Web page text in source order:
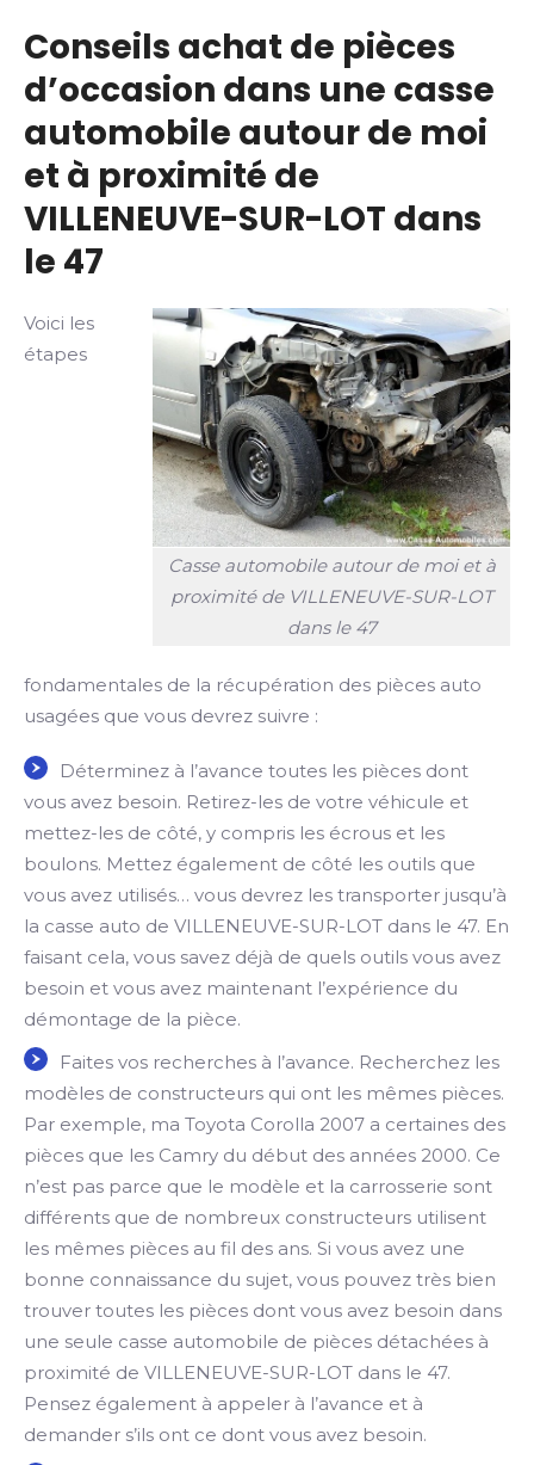
Conseils achat de pièces
d’occasion dans une casse
automobile autour de moi
et à proximité de
VILLENEUVE-SUR-LOT dans
le 47
Casse automobile autour de moi et à
proximité de VILLENEUVE-SUR-LOT
dans le 47
Voici les
étapes
fondamentales de la récupération des pièces auto
usagées que vous devrez suivre :
Déterminez à l’avance toutes les pièces dont
vous avez besoin. Retirez-les de votre véhicule et
mettez-les de côté, y compris les écrous et les
boulons. Mettez également de côté les outils que
vous avez utilisés… vous devrez les transporter jusqu’à
la casse auto de VILLENEUVE-SUR-LOT dans le 47. En
faisant cela, vous savez déjà de quels outils vous avez
besoin et vous avez maintenant l’expérience du
démontage de la pièce.
Faites vos recherches à l’avance. Recherchez les
modèles de constructeurs qui ont les mêmes pièces.
Par exemple, ma Toyota Corolla 2007 a certaines des
pièces que les Camry du début des années 2000. Ce
n’est pas parce que le modèle et la carrosserie sont
différents que de nombreux constructeurs utilisent
les mêmes pièces au fil des ans. Si vous avez une
bonne connaissance du sujet, vous pouvez très bien
trouver toutes les pièces dont vous avez besoin dans
une seule casse automobile de pièces détachées à
proximité de VILLENEUVE-SUR-LOT dans le 47.
Pensez également à appeler à l’avance et à
demander s’ils ont ce dont vous avez besoin.